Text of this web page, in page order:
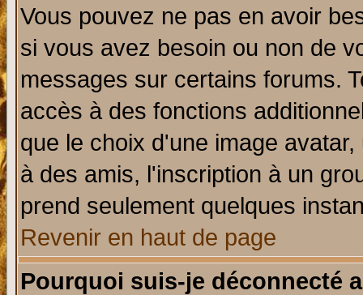
Vous pouvez ne pas en avoir
si vous avez besoin ou non de
messages sur certains forums.
accès à des fonctions
que le choix d'une image
à des amis, l'inscription à un
prend seulement quelques
Revenir en haut de page
Pourquoi suis-je déconnecté